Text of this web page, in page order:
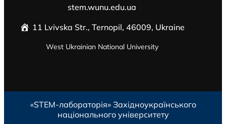
stem.wunu.edu.ua
11 Lvivska Str., Ternopil, 46009, Ukraine
West Ukrainian National University
«STEM-лабораторія» Західноукраїнського
національного університету